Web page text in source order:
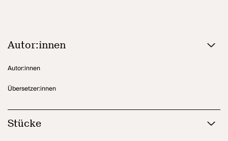
Autor:innen
Autor:innen
Übersetzer:innen
Stücke